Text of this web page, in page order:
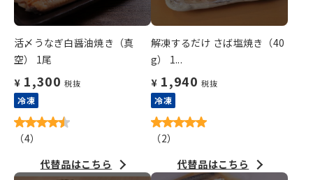
活〆うなぎ白醤油焼き（真
空） 1尾
¥ 1,300 税抜
冷凍
（4）
代替品はこちら
解凍するだけ さば塩焼き（40
g） 1...
¥ 1,940 税抜
冷凍
（2）
代替品はこちら